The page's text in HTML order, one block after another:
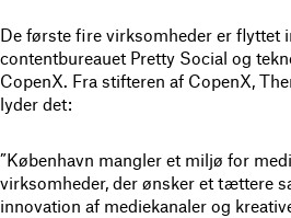
De første fire virksomheder er flyttet
contentbureauet Pretty Social og
CopenX. Fra stifteren af CopenX,
lyder det:
”København mangler et miljø for
virksomheder, der ønsker et tættere
innovation af mediekanaler og